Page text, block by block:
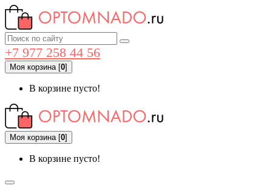
+7 977 258 44 56
Моя корзина[0]
В корзине пусто!
Моя корзина[0]
В корзине пусто!